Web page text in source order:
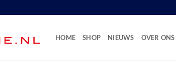
HOME SHOP NIEUWS OVER ONS